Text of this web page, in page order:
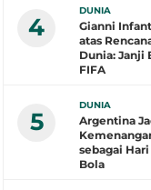
4
DUNIA
Gianni
atas
Dunia: Janji
FIFA
5
DUNIA
Argentina
sebagai
Bola